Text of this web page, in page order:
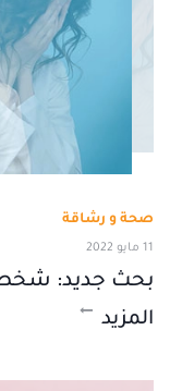
صحة و رشاقة
11 مايو 2022
بحث جديد:
المزيد